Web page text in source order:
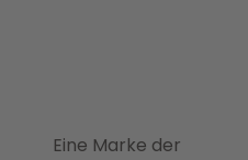
Eine Marke der